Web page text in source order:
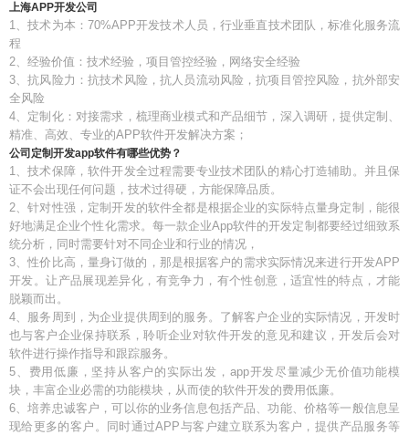
上海APP开发公司
1、技术为本：70%APP开发技术人员，行业垂直技术团队，标准化服务流
程
2、经验价值：技术经验，项目管控经验，网络安全经验
3、抗风险力：抗技术风险，抗人员流动风险，抗项目管控风险，抗外部安
全风险
4、定制化：对接需求，梳理商业模式和产品细节，深入调研，提供定制、
精准、高效、专业的APP软件开发解决方案；
公司定制开发app软件有哪些优势？
1、技术保障，软件开发全过程需要专业技术团队的精心打造辅助。并且保
证不会出现任何问题，技术过得硬，方能保障品质。
2、针对性强，定制开发的软件全都是根据企业的实际特点量身定制，能很
好地满足企业个性化需求。每一款企业App软件的开发定制都要经过细致系
统分析，同时需要针对不同企业和行业的情况，
3、性价比高，量身订做的，那是根据客户的需求实际情况来进行开发APP
开发。让产品展现差异化，有竞争力，有个性创意，适宜性的特点，才能
脱颖而出。
4、服务周到，为企业提供周到的服务。了解客户企业的实际情况，开发时
也与客户企业保持联系，聆听企业对软件开发的意见和建议，开发后会对
软件进行操作指导和跟踪服务。
5、费用低廉，坚持从客户的实际出发，app开发尽量减少无价值功能模
块，丰富企业必需的功能模块，从而使的软件开发的费用低廉。
6、培养忠诚客户，可以你的业务信息包括产品、功能、价格等一般信息呈
现给更多的客户。同时通过APP与客户建立联系为客户，提供产品服务等